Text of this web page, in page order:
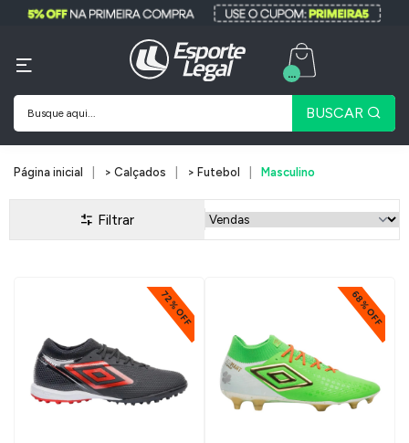
BUSCAR
...
Página inicial > Calçados > Futebol Masculino
Filtrar
72% OFF 68% OFF